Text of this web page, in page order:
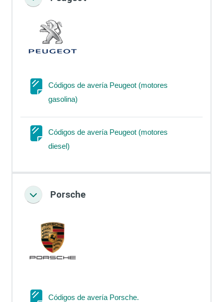
Códigos de avería Peugeot (motores
gasolina)
Códigos de avería Peugeot (motores
diesel)
ColapsarPorsche
Códigos de avería Porsche.